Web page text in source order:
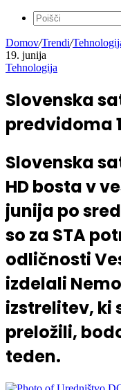
Domov/Trendi/
19. junija
Tehnologija
Slovenska
predvidoma
Slovenska
HD bosta v
junija po
so za STA
odličnosti
izdelali
izstrelitev, ki
preložili,
teden.